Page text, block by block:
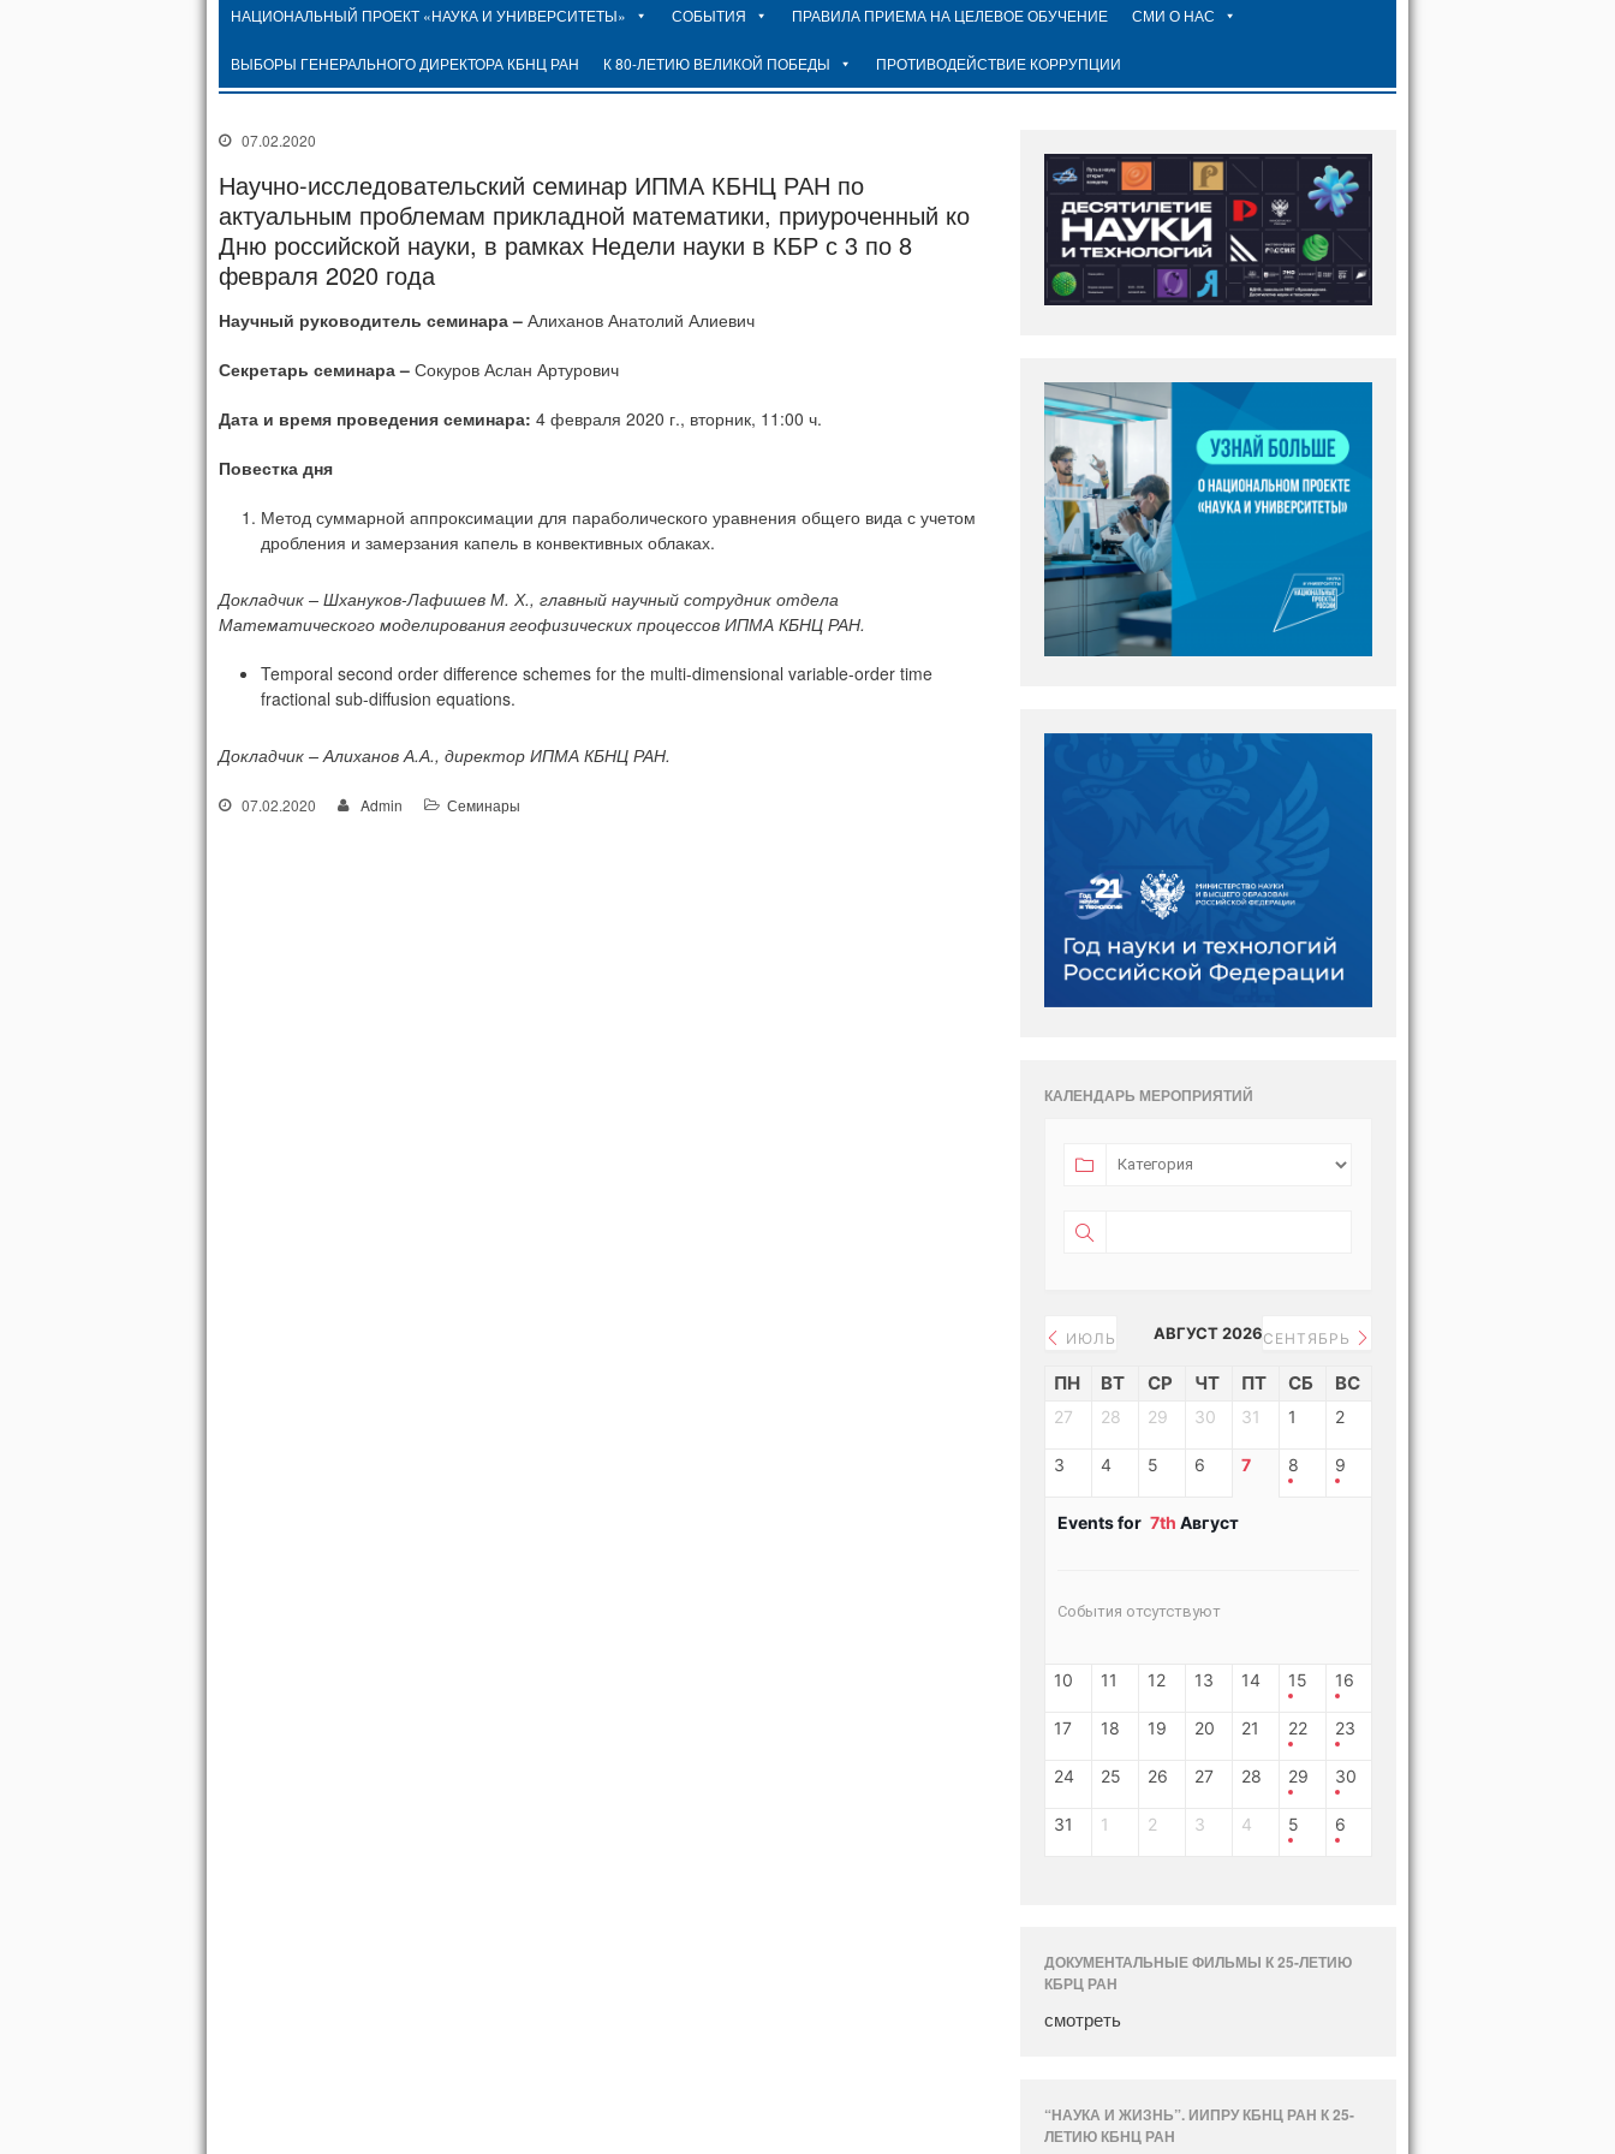
НАЦИОНАЛЬНЫЙ ПРОЕКТ «НАУКА И УНИВЕРСИТЕТЫ» СОБЫТИЯ ПРАВИЛА ПРИЕМА НА ЦЕЛЕВОЕ ОБУЧЕНИЕ СМИ О НАС
ВЫБОРЫ ГЕНЕРАЛЬНОГО ДИРЕКТОРА КБНЦ РАН К 80-ЛЕТИЮ ВЕЛИКОЙ ПОБЕДЫ ПРОТИВОДЕЙСТВИЕ КОРРУПЦИИ
07.02.2020
Научно-исследовательский семинар ИПМА КБНЦ РАН по
актуальным проблемам прикладной математики, приуроченный ко
Дню российской науки, в рамках Недели науки в КБР с 3 по 8
февраля 2020 года
Научный руководитель семинара – Алиханов Анатолий Алиевич
Секретарь семинара – Сокуров Аслан Артурович
Дата и время проведения семинара: 4 февраля 2020 г., вторник, 11:00 ч.
Повестка дня
Метод суммарной аппроксимации для параболического уравнения общего вида с учетом
дробления и замерзания капель в конвективных облаках.
Докладчик – Шхануков-Лафишев М. Х., главный научный сотрудник отдела
Математического моделирования геофизических процессов ИПМА КБНЦ РАН.
Temporal second order difference schemes for the multi-dimensional variable-order time
fractional sub-diffusion equations.
Докладчик – Алиханов А.А., директор ИПМА КБНЦ РАН.
07.02.2020 Admin Семинары
КАЛЕНДАРЬ МЕРОПРИЯТИЙ
ИЮЛЬ АВГУСТ 2026СЕНТЯБРЬ
ПН ВТ СР ЧТ ПТ СБ ВС
27 28 29 30 31 1 2
3 4 5 6 7 8 9
Events for 7th Август
События отсутствуют
10 11 12 13 14 15 16
17 18 19 20 21 22 23
24 25 26 27 28 29 30
31 1 2 3 4 5 6
ДОКУМЕНТАЛЬНЫЕ ФИЛЬМЫ К 25-ЛЕТИЮ
КБРЦ РАН
смотреть
“НАУКА И ЖИЗНЬ”. ИИПРУ КБНЦ РАН К 25-
ЛЕТИЮ КБНЦ РАН